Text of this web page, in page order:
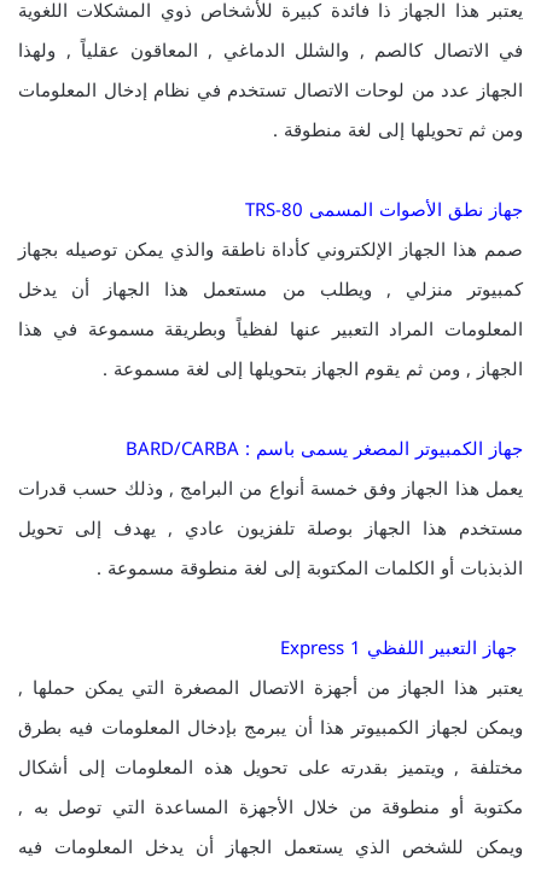
يعتبر هذا الجهاز ذا فائدة كبيرة للأشخاص ذوي المشكلات اللغوية
في الاتصال كالصم , والشلل الدماغي , المعاقون عقلياً , ولهذا
الجهاز عدد من لوحات الاتصال تستخدم في نظام إدخال المعلومات
ومن ثم تحويلها إلى لغة منطوقة .
جهاز نطق الأصوات المسمى TRS-80
صمم هذا الجهاز الإلكتروني كأداة ناطقة والذي يمكن توصيله بجهاز
كمبيوتر منزلي , ويطلب من مستعمل هذا الجهاز أن يدخل
المعلومات المراد التعبير عنها لفظياً وبطريقة مسموعة في هذا
الجهاز , ومن ثم يقوم الجهاز بتحويلها إلى لغة مسموعة .
جهاز الكمبيوتر المصغر يسمى باسم : BARD/CARBA
يعمل هذا الجهاز وفق خمسة أنواع من البرامج , وذلك حسب قدرات
مستخدم هذا الجهاز بوصلة تلفزيون عادي , يهدف إلى تحويل
الذبذبات أو الكلمات المكتوبة إلى لغة منطوقة مسموعة .
جهاز التعبير اللفظي Express 1
يعتبر هذا الجهاز من أجهزة الاتصال المصغرة التي يمكن حملها ,
ويمكن لجهاز الكمبيوتر هذا أن يبرمج بإدخال المعلومات فيه بطرق
مختلفة , ويتميز بقدرته على تحويل هذه المعلومات إلى أشكال
مكتوبة أو منطوقة من خلال الأجهزة المساعدة التي توصل به ,
ويمكن للشخص الذي يستعمل الجهاز أن يدخل المعلومات فيه